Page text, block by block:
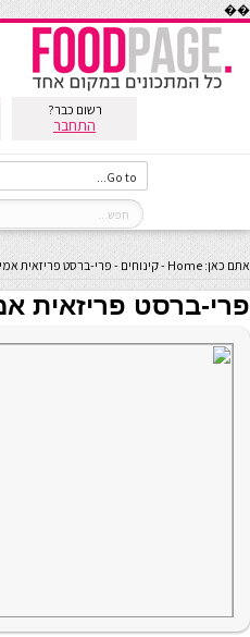
��
רשום כבר?
התחבר
אתם כאן: Home
-קינוחים - פרי-ברסט פריזאית
פרי-ברסט פריזאית